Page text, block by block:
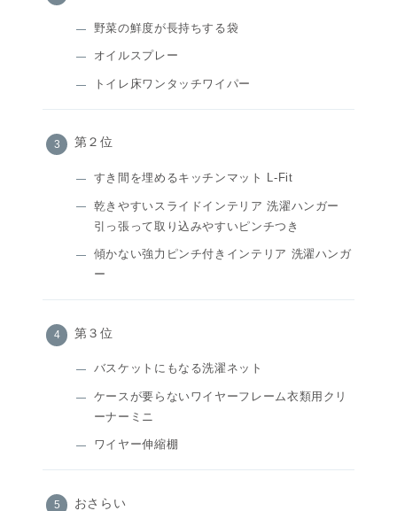
野菜の鮮度が長持ちする袋
オイルスプレー
トイレ床ワンタッチワイパー
第２位
すき間を埋めるキッチンマット L-Fit
乾きやすいスライドインテリア 洗濯ハンガー
引っ張って取り込みやすいピンチつき
傾かない強力ピンチ付きインテリア 洗濯ハンガ
ー
第３位
バスケットにもなる洗濯ネット
ケースが要らないワイヤーフレーム衣類用クリ
ーナーミニ
ワイヤー伸縮棚
おさらい